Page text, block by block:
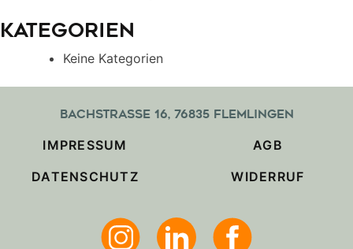
Kategorien
Keine Kategorien
Bachstraße 16, 76835 Flemlingen
IMPRESSUM
AGB
DATENSCHUTZ
WIDERRUF